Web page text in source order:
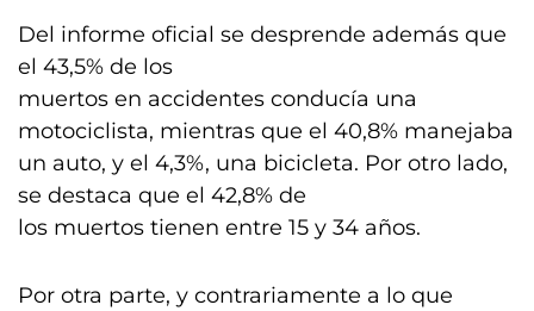
Del informe oficial se desprende además que
el 43,5% de los
muertos en accidentes conducía una
motociclista, mientras que el 40,8% manejaba
un auto, y el 4,3%, una bicicleta. Por otro lado,
se destaca que el 42,8% de
los muertos tienen entre 15 y 34 años.
Por otra parte, y contrariamente a lo que